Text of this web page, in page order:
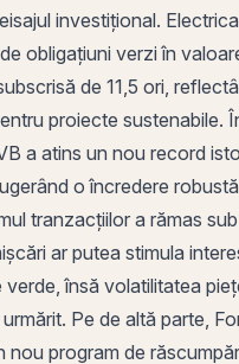
investițional.
obligațiuni verzi în
de 11,5 ori,
proiecte sustenabile.
a atins un nou record
o încredere
tranzacțiilor a rămas
ar putea stimula
verde, însă volatilitatea
Pe de altă parte,
nou program de